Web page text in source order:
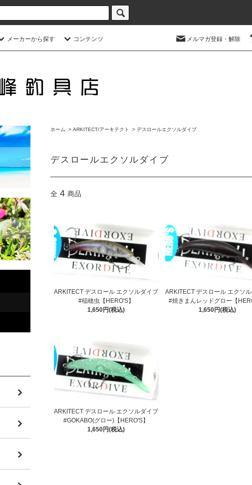
メーカーから探す コンテンツ メルマガ登録・解除
ホーム > ARKITECT/アーキテクト > デスロールエクソルダイブ
デスロールエクソルダイブ
全 4 商品
ARKITECT デスロール エクソルダイブ
#稲穂虫【HERO'S】
1,650円(税込)
ARKITECT デスロール エクソ
#焼きまんレッドグロー【
1,650円(税込)
ARKITECT デスロール エクソルダイブ
#GOKABO(グロー)【HERO'S】
1,650円(税込)